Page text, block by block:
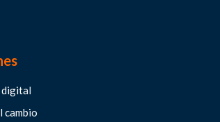
digital
cambio